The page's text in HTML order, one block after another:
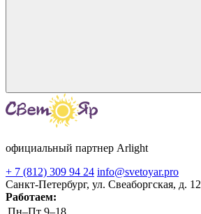
официальный партнер Arlight
+ 7 (812) 309 94 24 info@svetoyar.pro
Санкт-Петербург, ул. Свеаборгская, д. 12
Работаем:
Пн–Пт 9–18